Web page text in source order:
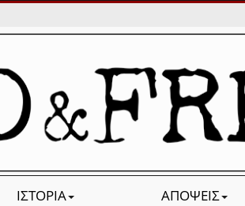
ΙΣΤΟΡΊΑ ΑΠΌΨΕΙΣ